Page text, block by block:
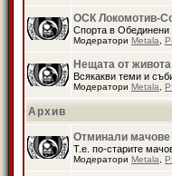
ОСК Локомотив-
Спорта в
Модератори Metala
Нещата от живота
Всякакви теми и
Модератори Metala
Архив
Отминали мачове
Т.е. по-старите
Модератори Metala